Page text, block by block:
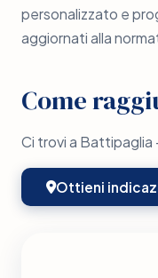
personalizzato e
aggiornati alla
Come
Ci trovi a Battipaglia
Ottieni